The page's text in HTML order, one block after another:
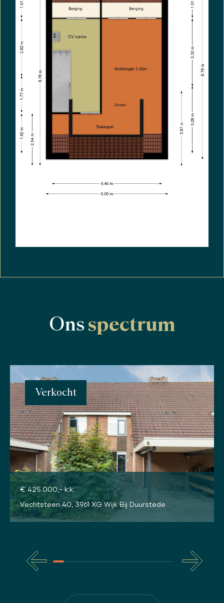
Ons spectrum
Verkocht
€ 425.000,- k.k.
Vechtsteen 40, 3961 XG Wijk Bij Duurstede